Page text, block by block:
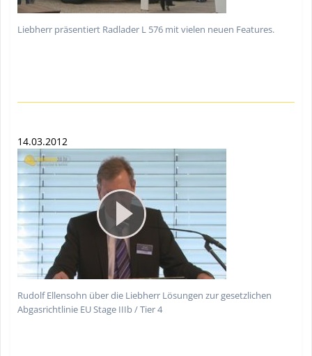
Liebherr präsentiert Radlader L 576 mit vielen neuen Features.
14.03.2012
Rudolf Ellensohn über die Liebherr Lösungen zur gesetzlichen
Abgasrichtlinie EU Stage IIIb / Tier 4